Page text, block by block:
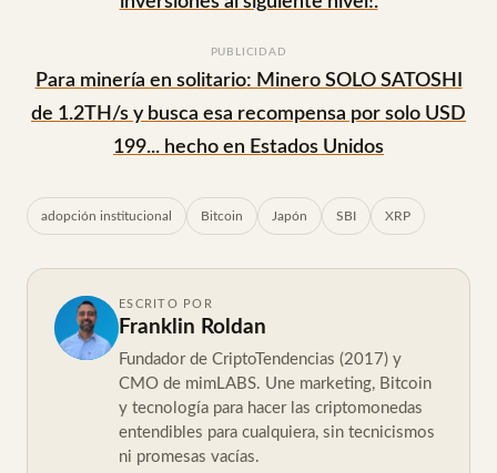
PUBLICIDAD
Para minería en solitario: Minero SOLO SATOSHI
de 1.2TH/s y busca esa recompensa por solo USD
199... hecho en Estados Unidos
adopción institucional Bitcoin Japón SBI XRP
ESCRITO POR
Franklin Roldan
Fundador de CriptoTendencias (2017) y
CMO de mimLABS. Une marketing, Bitcoin
y tecnología para hacer las criptomonedas
entendibles para cualquiera, sin tecnicismos
ni promesas vacías.